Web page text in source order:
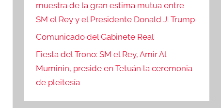
muestra de la gran estima mutua entre
SM el Rey y el Presidente Donald J. Trump
Comunicado del Gabinete Real
Fiesta del Trono: SM el Rey, Amir Al
Muminin, preside en Tetuán la ceremonia
de pleitesía